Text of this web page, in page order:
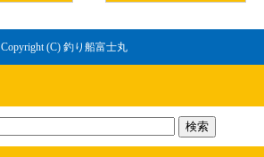
Copyright (C) 釣り船富士丸